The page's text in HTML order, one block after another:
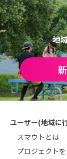
地
ユーザー(地域に
スマウトとは
プロジェクト